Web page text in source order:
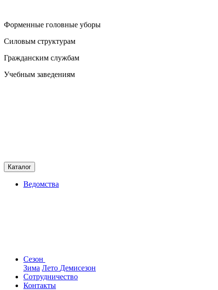
Форменные головные уборы
Силовым структурам
Гражданским службам
Учебным заведениям
Каталог
Ведомства
Сезон
Зима Лето Демисезон
Сотрудничество
Контакты